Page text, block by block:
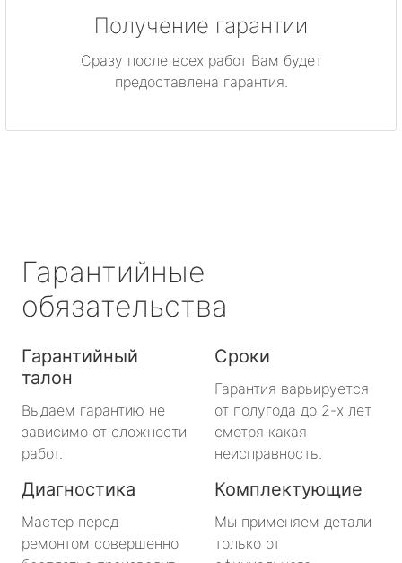
Получение гарантии
Сразу после всех работ Вам будет
предоставлена гарантия.
Гарантийные
обязательства
Гарантийный
талон
Выдаем гарантию не
зависимо от сложности
работ.
Сроки
Гарантия варьируется
от полугода до 2-х лет
смотря какая
неисправность.
Диагностика
Мастер перед
ремонтом совершенно
Комплектующие
Мы применяем детали
только от